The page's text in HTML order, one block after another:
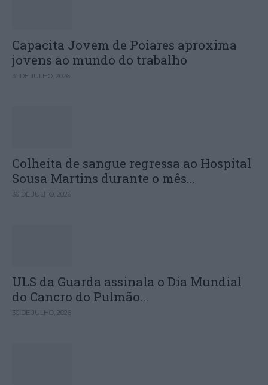
Capacita Jovem de Poiares aproxima
jovens ao mundo do trabalho
31 DE JULHO, 2026
Colheita de sangue regressa ao Hospital
Sousa Martins durante o mês...
30 DE JULHO, 2026
ULS da Guarda assinala o Dia Mundial
do Cancro do Pulmão...
30 DE JULHO, 2026